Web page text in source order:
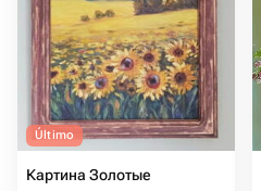
Último
Картина Золотые